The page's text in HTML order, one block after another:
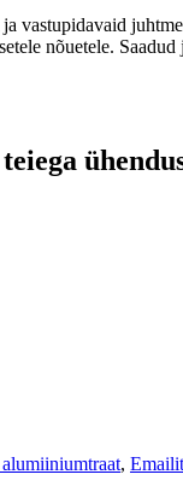
vastupidavaid
nõuetele.
,